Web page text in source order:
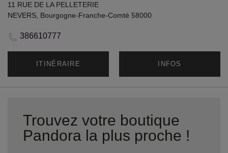
11 RUE DE LA PELLETERIE
NEVERS, Bourgogne-Franche-Comté 58000
386610777
ITINÉRAIRE INFOS
Trouvez votre boutique
Pandora la plus proche !